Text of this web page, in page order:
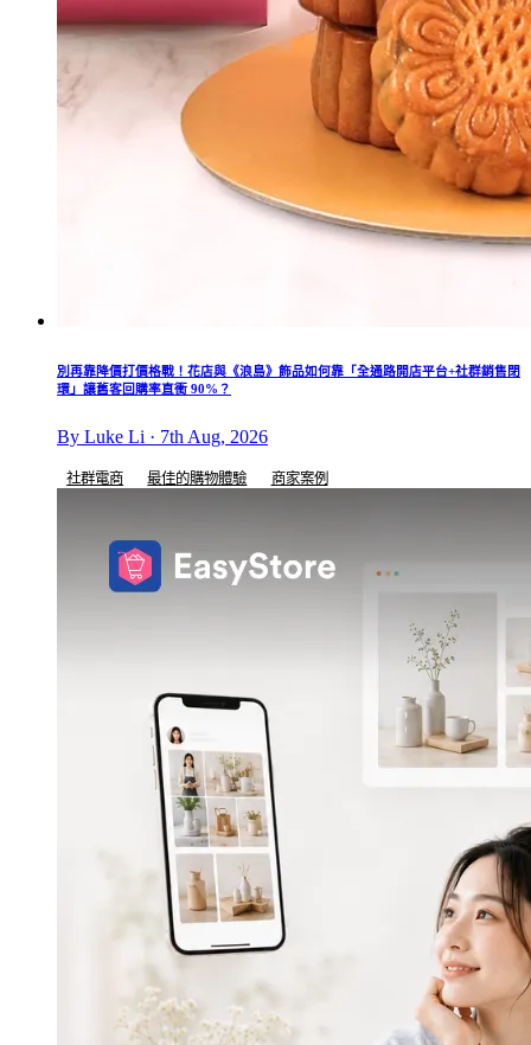
別再靠降價打價格戰！花店與《浪島》飾品如何靠「全通路開店平台+社群銷售閉
環」讓舊客回購率直衝 90%？
By Luke Li · 7th Aug, 2026
社群電商 最佳的購物體驗 商家案例